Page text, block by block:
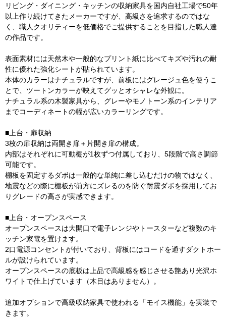
リビング・ダイニング・キッチンの収納家具を国内自社工場で50年
以上作り続けてきたメーカーですが、高級さを追求するのではな
く、職人クオリティーを低価格でご提供することを目指した職人達
の作品です。
表面素材には天然木や一般的なプリント紙に比べてキズや汚れの耐
性に優れた強化シートが貼られています。
本体のカラーはナチュラルですが、前板にはグレージュ色を使うこ
とで、ツートンカラーが映えてグッとオシャレな外観に。
ナチュラル系の木製家具から、グレーやモノトーン系のインテリア
までコーディネートの幅が広いカラーリングです。
■上台・扉収納
3枚の扉収納は両開き扉＋片開き扉の構成。
内部はそれぞれに可動棚が1枚ずつ付属しており、5段階で高さ調節
可能です。
棚板を固定するダボは一般的な単純に差し込むだけの物ではなく、
地震などの際に棚板が前方にズレるのを防ぐ耐震ダボを採用してお
りグレードの高さが実感できます。
■上台・オープンスペース
オープンスペースは大開口で電子レンジやトースターなど複数のキ
ッチン家電を置けます。
2口電源コンセントが付いており、背板にはコードを通すダクトホー
ルが設けられています。
オープンスペースの底板は上品で高級感を感じさせる艶あり光沢ホ
ワイトで仕上げています（木目はありません）。
追加オプションで高級収納家具で使われる「モイス機能」を実装で
きます。